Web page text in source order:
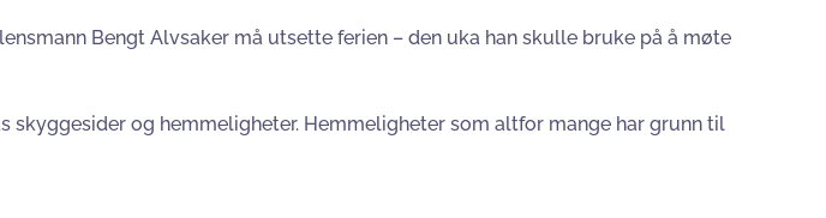
Bengt Alvsaker må utsette ferien – den uka han skulle bruke på å møte
og hemmeligheter. Hemmeligheter som altfor mange har grunn til